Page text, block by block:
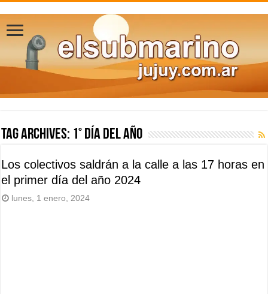
Tag Archives: 1° día del año
Los colectivos saldrán a la calle a las 17 horas en
el primer día del año 2024
lunes, 1 enero, 2024